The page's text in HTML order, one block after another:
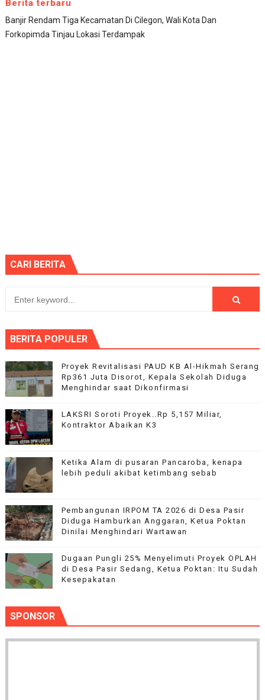
Berita terbaru
Banjir Rendam Tiga Kecamatan Di Cilegon, Wali Kota Dan
Forkopimda Tinjau Lokasi Terdampak
CARI BERITA
BERITA POPULER
Proyek Revitalisasi PAUD KB Al-Hikmah Serang
Rp361 Juta Disorot, Kepala Sekolah Diduga
Menghindar saat Dikonfirmasi
LAKSRI Soroti Proyek..Rp 5,157 Miliar,
Kontraktor Abaikan K3
Ketika Alam di pusaran Pancaroba, kenapa
lebih peduli akibat ketimbang sebab
Pembangunan IRPOM TA 2026 di Desa Pasir
Diduga Hamburkan Anggaran, Ketua Poktan
Dinilai Menghindari Wartawan
Dugaan Pungli 25% Menyelimuti Proyek OPLAH
di Desa Pasir Sedang, Ketua Poktan: Itu Sudah
Kesepakatan
SPONSOR